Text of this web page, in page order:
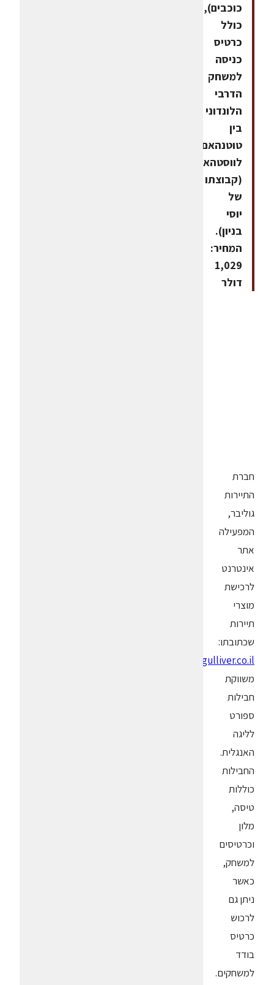
כוכבים),
כולל
כרטיס
כניסה
למשחק
הדרבי
הלונדוני
בין
טוטנהאם
לווסטהאם
(קבוצתו
של
יוסי
בניון).
המחיר:
1,029
דולר
חברת
התיירות
גוליבר,
המפעילה
אתר
אינטרנט
לרכישת
מוצרי
תיירות
שכתובתו:
www.gulliver.co.il
משווקת
חבילות
ספורט
לליגה
האנגלית.
החבילות
כוללות
טיסה,
מלון
וכרטיסים
למשחק,
כאשר
ניתן גם
לרכוש
כרטיס
בודד
למשחקים.